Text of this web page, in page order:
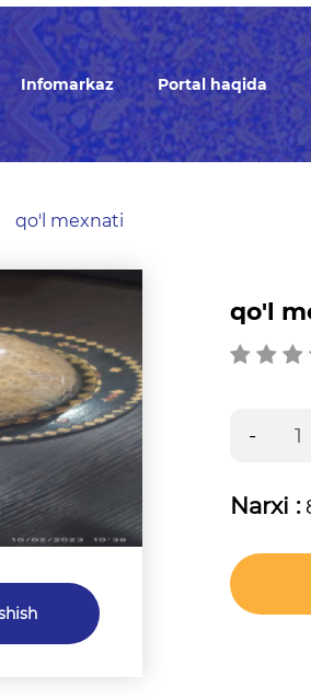
Infomarkaz Portal haqida
qo'l mexnati
qo'l
Narxi :